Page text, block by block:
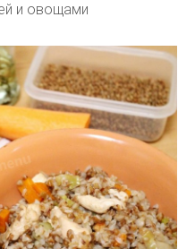
и овощами